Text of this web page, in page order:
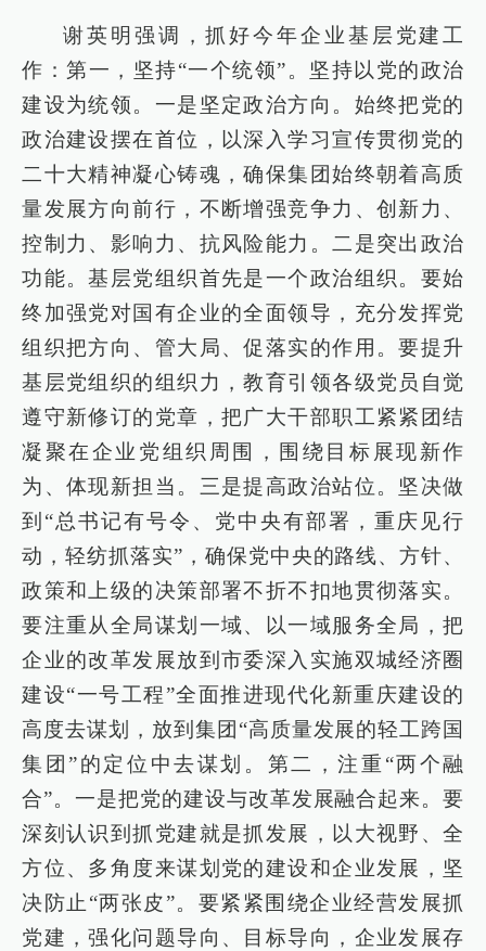
谢英明强调，抓好今年企业基层党建工
作：第一，坚持“一个统领”。坚持以党的政治
建设为统领。一是坚定政治方向。始终把党的
政治建设摆在首位，以深入学习宣传贯彻党的
二十大精神凝心铸魂，确保集团始终朝着高质
量发展方向前行，不断增强竞争力、创新力、
控制力、影响力、抗风险能力。二是突出政治
功能。基层党组织首先是一个政治组织。要始
终加强党对国有企业的全面领导，充分发挥党
组织把方向、管大局、促落实的作用。要提升
基层党组织的组织力，教育引领各级党员自觉
遵守新修订的党章，把广大干部职工紧紧团结
凝聚在企业党组织周围，围绕目标展现新作
为、体现新担当。三是提高政治站位。坚决做
到“总书记有号令、党中央有部署，重庆见行
动，轻纺抓落实”，确保党中央的路线、方针、
政策和上级的决策部署不折不扣地贯彻落实。
要注重从全局谋划一域、以一域服务全局，把
企业的改革发展放到市委深入实施双城经济圈
建设“一号工程”全面推进现代化新重庆建设的
高度去谋划，放到集团“高质量发展的轻工跨国
集团”的定位中去谋划。第二，注重“两个融
合”。一是把党的建设与改革发展融合起来。要
深刻认识到抓党建就是抓发展，以大视野、全
方位、多角度来谋划党的建设和企业发展，坚
决防止“两张皮”。要紧紧围绕企业经营发展抓
党建，强化问题导向、目标导向，企业发展存